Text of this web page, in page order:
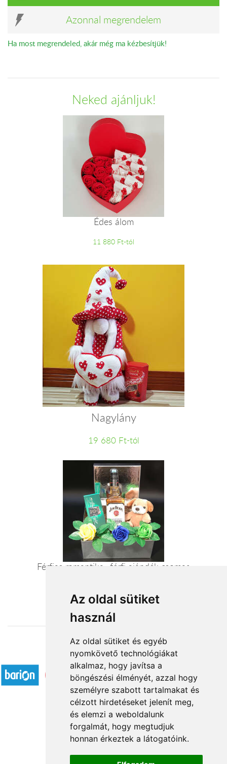
Az oldal sütiket
használ
Az oldal sütiket és egyéb
nyomkövető technológiákat
alkalmaz, hogy javítsa a
böngészési élményét, azzal hogy
személyre szabott tartalmakat és
célzott hirdetéseket jelenít meg,
és elemzi a weboldalunk
forgalmát, hogy megtudjuk
honnan érkeztek a látogatóink.
Azonnal megrendelem
Ha most megrendeled, akár még ma kézbesítjük!
Neked ajánljuk!
Édes álom
11 880 Ft-tól
Nagylány
19 680 Ft-tól
Férfias romantika -férfi ajándék csomag
Elfogadott fizetési módok
Rólunk
Kapcsolat
Á.SZ.F.